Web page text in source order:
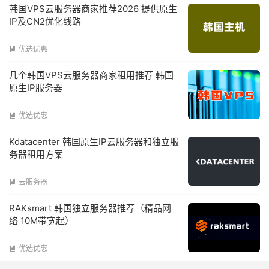
韩国VPS云服务器商家推荐2026 提供原生
IP及CN2优化线路
 优选优惠
几个韩国VPS云服务器商家租用推荐 韩国
原生IP服务器
 优选优惠
Kdatacenter 韩国原生IP云服务器和独立服
务器租用方案
 云服务器
RAKsmart 韩国独立服务器推荐（精品网
络 10M带宽起）
 优选优惠